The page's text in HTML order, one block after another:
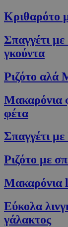
Κριθαρότο
Σπαγγέτι
γκούντα
Ριζότο αλά
Μακαρόνια
φέτα
Σπαγγέτι
Ριζότο με
Μακαρόνια
Εύκολα
γάλακτος